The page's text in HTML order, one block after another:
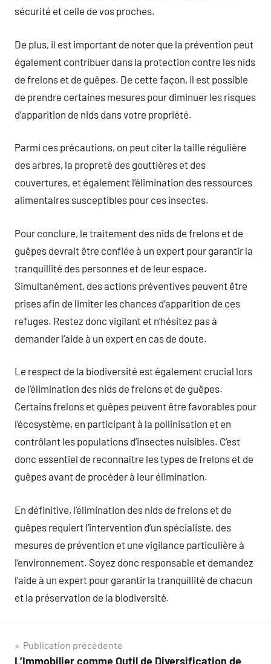
sécurité et celle de vos proches.
De plus, il est important de noter que la prévention peut
également contribuer dans la protection contre les nids
de frelons et de guêpes. De cette façon, il est possible
de prendre certaines mesures pour diminuer les risques
d’apparition de nids dans votre propriété.
Parmi ces précautions, on peut citer la taille régulière
des arbres, la propreté des gouttières et des
couvertures, et également l’élimination des ressources
alimentaires susceptibles pour ces insectes.
Pour conclure, le traitement des nids de frelons et de
guêpes devrait être confiée à un expert pour garantir la
tranquillité des personnes et de leur espace.
Simultanément, des actions préventives peuvent être
prises afin de limiter les chances d’apparition de ces
refuges. Restez donc vigilant et n’hésitez pas à
demander l’aide à un expert en cas de doute.
Le respect de la biodiversité est également crucial lors
de l’élimination des nids de frelons et de guêpes.
Certains frelons et guêpes peuvent être favorables pour
l’écosystème, en participant à la pollinisation et en
contrôlant les populations d’insectes nuisibles. C’est
donc essentiel de reconnaître les types de frelons et de
guêpes avant de procéder à leur élimination.
En définitive, l’élimination des nids de frelons et de
guêpes requiert l’intervention d’un spécialiste, des
mesures de prévention et une vigilance particulière à
l’environnement. Soyez donc responsable et demandez
l’aide à un expert pour garantir la tranquillité de chacun
et la préservation de la biodiversité.
Navigation
Publication précédente
L’Immobilier comme Outil de Diversification de